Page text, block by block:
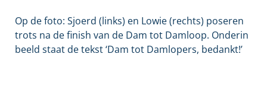
Op de foto: Sjoerd (links) en Lowie (rechts) poseren
trots na de finish van de Dam tot Damloop. Onderin
beeld staat de tekst ‘Dam tot Damlopers, bedankt!’